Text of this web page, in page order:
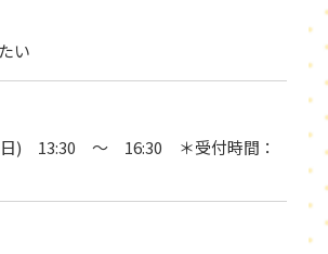
い
(日) 13:30 ～ 16:30 ＊受付時間：